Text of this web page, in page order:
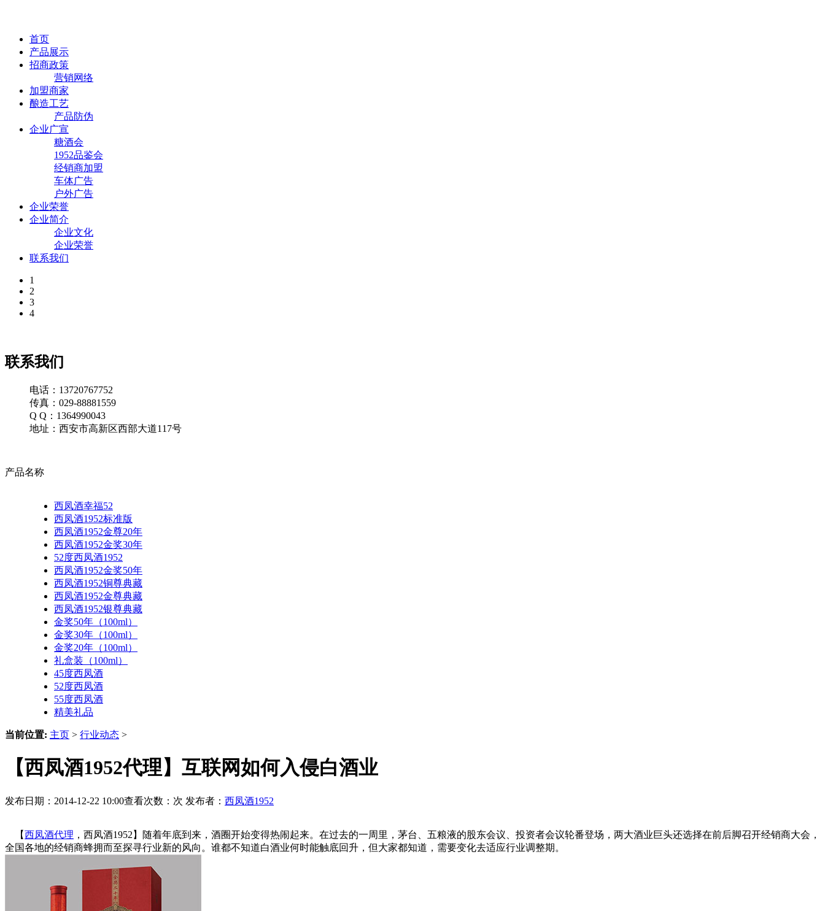
首页
产品展示
招商政策
营销网络
加盟商家
酿造工艺
产品防伪
企业广宣
糖酒会
1952品鉴会
经销商加盟
车体广告
户外广告
企业荣誉
企业简介
企业文化
企业荣誉
联系我们
1
2
3
4
联系我们
电话：13720767752
传真：029-88881559
Q Q：1364990043
地址：西安市高新区西部大道117号
产品名称
西凤酒幸福52
西凤酒1952标准版
西凤酒1952金尊20年
西凤酒1952金奖30年
52度西凤酒1952
西凤酒1952金奖50年
西凤酒1952铜尊典藏
西凤酒1952金尊典藏
西凤酒1952银尊典藏
金奖50年（100ml）
金奖30年（100ml）
金奖20年（100ml）
礼盒装（100ml）
45度西凤酒
52度西凤酒
55度西凤酒
精美礼品
当前位置: 主页 > 行业动态 >
【西凤酒1952代理】互联网如何入侵白酒业
发布日期：2014-12-22 10:00查看次数： 次 发布者： 西凤酒1952
【西凤酒代理 ，西凤酒1952】随着年底到来，酒圈开始变得热闹起来。在过去的一周里，茅台、五粮液的股东会议、投资者会议轮番登场，两大酒业巨头还选择在前后脚召开经销商大会，
全国各地的经销商蜂拥而至探寻行业新的风向。谁都不知道白酒业何时能触底回升，但大家都知道，需要变化去适应行业调整期。